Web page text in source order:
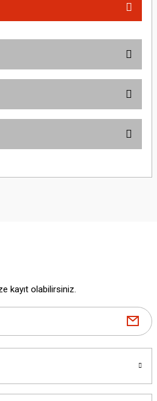
öneri formunu kullanarak tarafımıza
olmalı.
kayıt olabilirsiniz.